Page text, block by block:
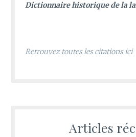
Dictionnaire historique de la
Retrouvez toutes les citations ici
Articles